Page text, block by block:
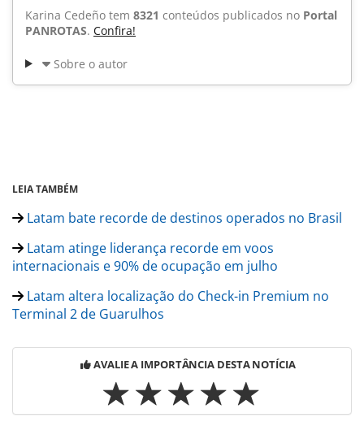
Karina Cedeño tem 8321 conteúdos publicados no Portal
PANROTAS. Confira!
Sobre o autor
LEIA TAMBÉM
Latam bate recorde de destinos operados no Brasil
Latam atinge liderança recorde em voos
internacionais e 90% de ocupação em julho
Latam altera localização do Check-in Premium no
Terminal 2 de Guarulhos
AVALIE A IMPORTÂNCIA DESTA NOTÍCIA